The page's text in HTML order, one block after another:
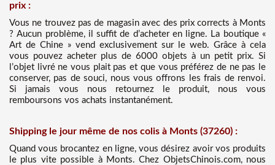
prix :
Vous ne trouvez pas de magasin avec des prix corrects à Monts
? Aucun problème, il suffit de d’acheter en ligne. La boutique «
Art de Chine » vend exclusivement sur le web. Grâce à cela
vous pouvez acheter plus de 6000 objets à un petit prix. Si
l’objet livré ne vous plait pas et que vous préférez de ne pas le
conserver, pas de souci, nous vous offrons les frais de renvoi.
Si jamais vous nous retournez le produit, nous vous
remboursons vos achats instantanément.
Shipping le jour même de nos colis à Monts (37260) :
Quand vous brocantez en ligne, vous désirez avoir vos produits
le plus vite possible à Monts. Chez ObjetsChinois.com, nous